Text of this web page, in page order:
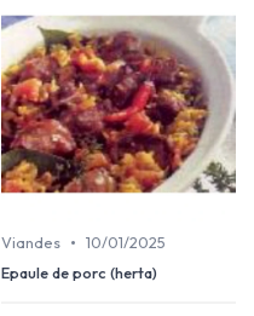
Viandes • 10/01/2025
Epaule de porc (herta)